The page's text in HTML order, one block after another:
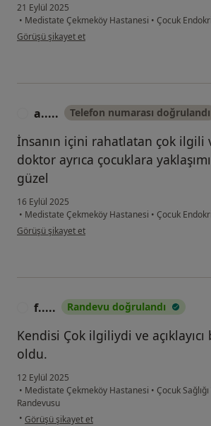
21 Eylül 2025
• Medistate Çekmeköy Hastanesi • Çocuk
kullanıcının görüşüne göre an...v
Görüşü şikayet et
a..... Telefon numarası doğrulandı
İnsanın içini rahatlatan çok ilgili
doktor ayrıca çocuklara
güzel
16 Eylül 2025
• Medistate Çekmeköy Hastanesi • Çocuk
kullanıcının görüşüne göre a.....
Görüşü şikayet et
f..... Randevu doğrulandı
Kendisi Çok ilgiliydi ve
oldu.
12 Eylül 2025
• Medistate Çekmeköy Hastanesi • Çocuk
Randevusu
• kullanıcının görüşüne göre f.....
Görüşü şikayet et